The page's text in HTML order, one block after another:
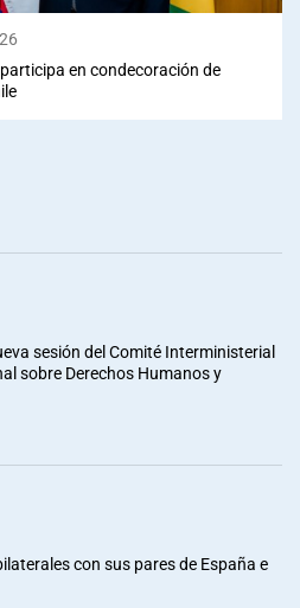
en condecoración de
sesión del Comité Interministerial
sobre Derechos Humanos y
con sus pares de España e